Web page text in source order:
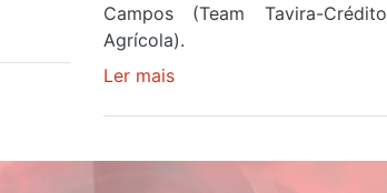
Campos (Team Tavira-Crédito
Agrícola).
Ler maissobre
veste